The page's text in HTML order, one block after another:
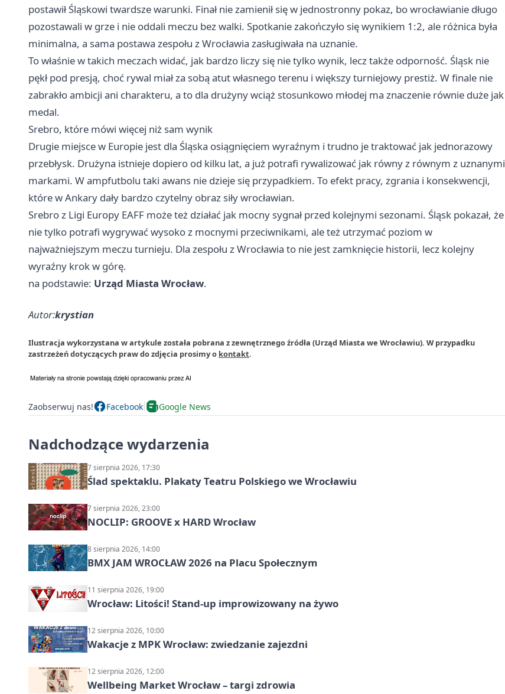
postawił Śląskowi twardsze warunki. Finał nie zamienił się w jednostronny pokaz, bo wrocławianie długo
pozostawali w grze i nie oddali meczu bez walki. Spotkanie zakończyło się wynikiem 1:2, ale różnica była
minimalna, a sama postawa zespołu z Wrocławia zasługiwała na uznanie.
To właśnie w takich meczach widać, jak bardzo liczy się nie tylko wynik, lecz także odporność. Śląsk nie
pękł pod presją, choć rywal miał za sobą atut własnego terenu i większy turniejowy prestiż. W finale nie
zabrakło ambicji ani charakteru, a to dla drużyny wciąż stosunkowo młodej ma znaczenie równie duże jak
medal.
Srebro, które mówi więcej niż sam wynik
Drugie miejsce w Europie jest dla Śląska osiągnięciem wyraźnym i trudno je traktować jak jednorazowy
przebłysk. Drużyna istnieje dopiero od kilku lat, a już potrafi rywalizować jak równy z równym z uznanymi
markami. W ampfutbolu taki awans nie dzieje się przypadkiem. To efekt pracy, zgrania i konsekwencji,
które w Ankary dały bardzo czytelny obraz siły wrocławian.
Srebro z Ligi Europy EAFF może też działać jak mocny sygnał przed kolejnymi sezonami. Śląsk pokazał, że
nie tylko potrafi wygrywać wysoko z mocnymi przeciwnikami, ale też utrzymać poziom w
najważniejszym meczu turnieju. Dla zespołu z Wrocławia to nie jest zamknięcie historii, lecz kolejny
wyraźny krok w górę.
na podstawie: Urząd Miasta Wrocław.
Autor:krystian
Ilustracja wykorzystana w artykule została pobrana z zewnętrznego źródła (Urząd Miasta we Wrocławiu). W przypadku
zastrzeżeń dotyczących praw do zdjęcia prosimy o kontakt.
Zaobserwuj nas! Facebook Google News
Nadchodzące wydarzenia
7 sierpnia 2026, 17:30
Ślad spektaklu. Plakaty Teatru Polskiego we Wrocławiu
7 sierpnia 2026, 23:00
NOCLIP: GROOVE x HARD Wrocław
8 sierpnia 2026, 14:00
BMX JAM WROCŁAW 2026 na Placu Społecznym
11 sierpnia 2026, 19:00
Wrocław: Litości! Stand-up improwizowany na żywo
12 sierpnia 2026, 10:00
Wakacje z MPK Wrocław: zwiedzanie zajezdni
12 sierpnia 2026, 12:00
Wellbeing Market Wrocław – targi zdrowia